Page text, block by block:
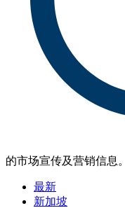
的市场宣传及营销信息。
最新
新加坡